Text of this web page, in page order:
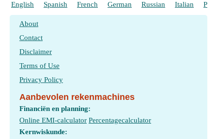
English Spanish French German Russian Italian
About
Contact
Disclaimer
Terms of Use
Privacy Policy
Aanbevolen rekenmachines
Financiën en planning:
Online EMI-calculator Percentagecalculator
Kernwiskunde: